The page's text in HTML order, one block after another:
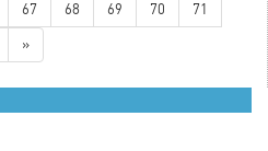
67 68 69 70 71
»